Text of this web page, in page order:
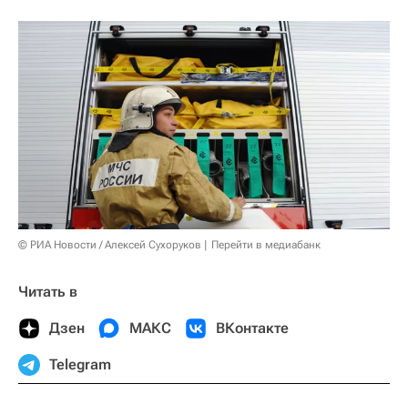
© РИА Новости / Алексей Сухоруков Перейти в медиабанк
Читать в
Дзен МАКС ВКонтакте
Telegram